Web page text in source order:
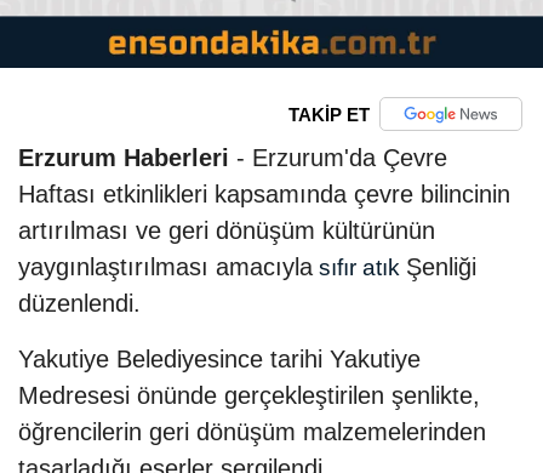
TAKİP ET
Erzurum Haberleri - Erzurum'da Çevre
Haftası etkinlikleri kapsamında çevre bilincinin
artırılması ve geri dönüşüm kültürünün
yaygınlaştırılması amacıylasıfır atık Şenliği
düzenlendi.
Yakutiye Belediyesince tarihi Yakutiye
Medresesi önünde gerçekleştirilen şenlikte,
öğrencilerin geri dönüşüm malzemelerinden